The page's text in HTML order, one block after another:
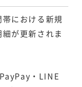
における新規
が更新されま
・LINE